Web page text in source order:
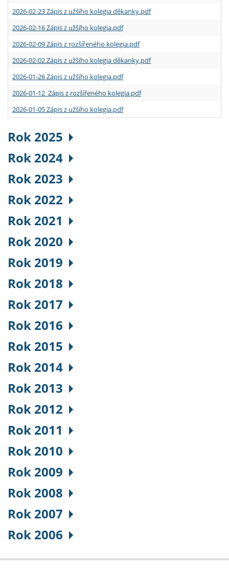
2026-02-23 Zápis z užšího kolegia děkanky.pdf
2026-02-16 Zápis z užšího kolegia.pdf
2026-02-09 Zápis z rozšířeného kolegia.pdf
2026-02-02 Zápis z užšího kolegia děkanky.pdf
2026-01-26 Zápis z užšího kolegia.pdf
2026-01-12 Zápis z rozšířeného kolegia.pdf
2026-01-05 Zápis z užšího kolegia.pdf
Rok 2025
Rok 2024
Rok 2023
Rok 2022
Rok 2021
Rok 2020
Rok 2019
Rok 2018
Rok 2017
Rok 2016
Rok 2015
Rok 2014
Rok 2013
Rok 2012
Rok 2011
Rok 2010
Rok 2009
Rok 2008
Rok 2007
Rok 2006